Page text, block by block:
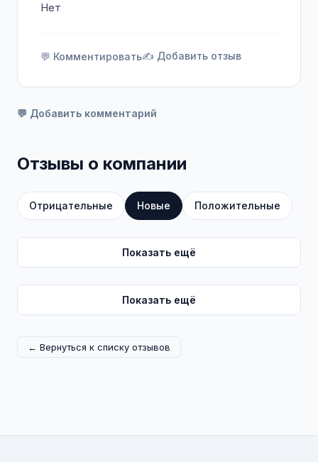
Нет
💬 Комментировать✍️ Добавить отзыв
💬 Добавить комментарий
Отзывы о компании
Отрицательные Новые Положительные
Показать ещё
Показать ещё
← Вернуться к списку отзывов